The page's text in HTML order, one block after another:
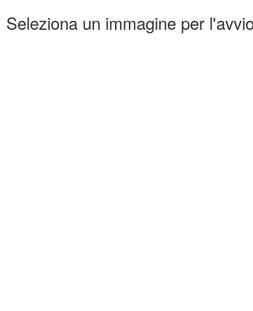
Seleziona un immagine per